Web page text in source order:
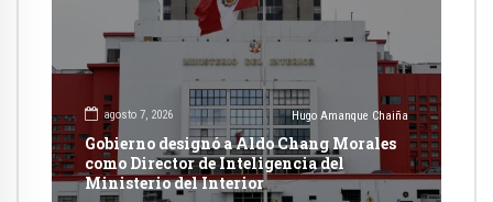
agosto 7, 2026 Hugo Amanque Chaiña
Gobierno designó a Aldo Chang Morales
como Director de Inteligencia del
Ministerio del Interior